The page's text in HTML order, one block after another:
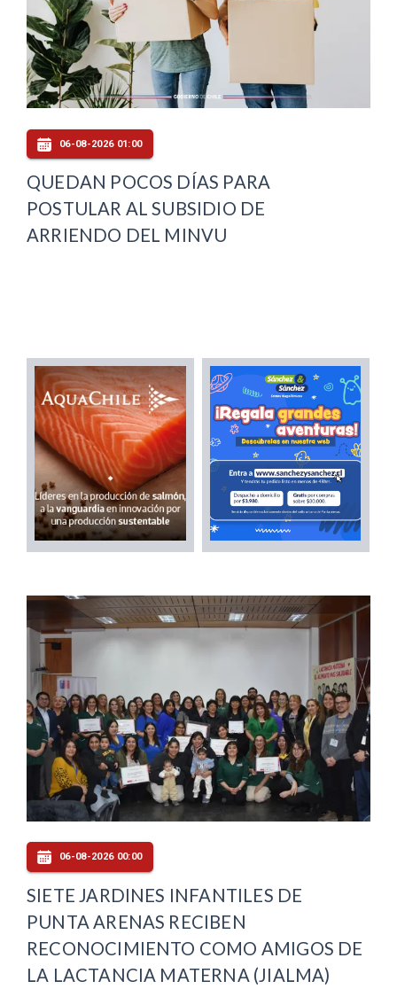
06-08-2026 01:00
QUEDAN POCOS DÍAS PARA
POSTULAR AL SUBSIDIO DE
ARRIENDO DEL MINVU
06-08-2026 00:00
SIETE JARDINES INFANTILES DE
PUNTA ARENAS RECIBEN
RECONOCIMIENTO COMO AMIGOS DE
LA LACTANCIA MATERNA (JIALMA)